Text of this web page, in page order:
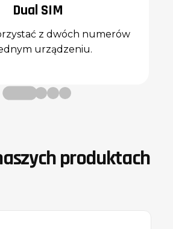
Dual SIM
z dwóch numerów
urządzeniu.
produktach